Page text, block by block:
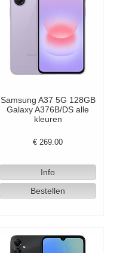
Samsung A37 5G 128GB
Galaxy A376B/DS alle
kleuren
€269.00